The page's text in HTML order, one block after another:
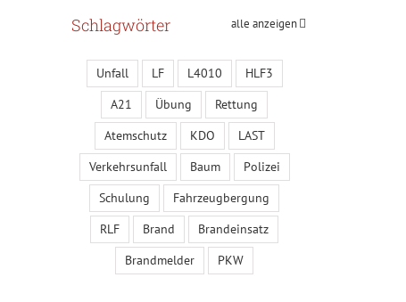
alle anzeigen
Schlagwörter
Unfall LF L4010
HLF3
A21
Übung
Rettung
Atemschutz
KDO
LAST
Verkehrsunfall
Baum
Polizei
Schulung
Fahrzeugbergung
RLF
Brand
Brandeinsatz
Brandmelder
PKW